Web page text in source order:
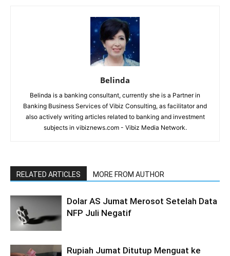
Belinda
Belinda is a banking consultant, currently she is a Partner in
Banking Business Services of Vibiz Consulting, as facilitator and
also actively writing articles related to banking and investment
subjects in vibiznews.com - Vibiz Media Network.
RELATED ARTICLES MORE FROM AUTHOR
Dolar AS Jumat Merosot Setelah Data
NFP Juli Negatif
Rupiah Jumat Ditutup Menguat ke